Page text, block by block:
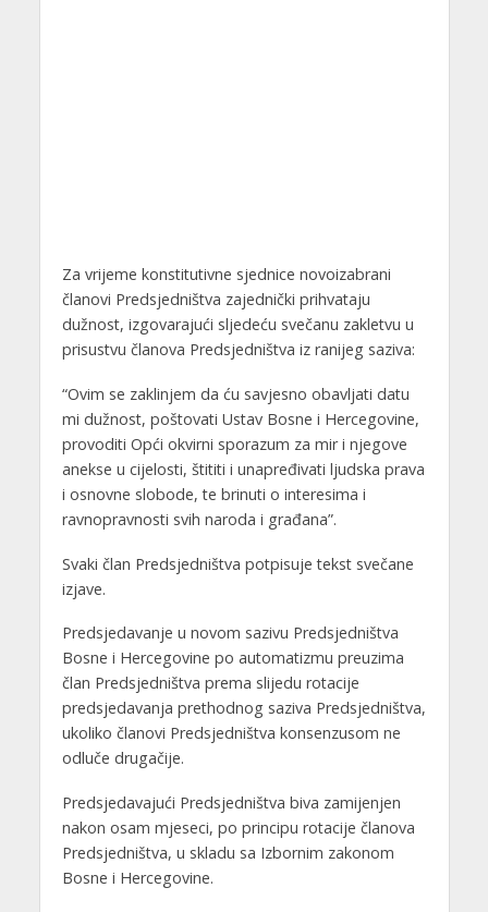
Za vrijeme konstitutivne sjednice novoizabrani
članovi Predsjedništva zajednički prihvataju
dužnost, izgovarajući sljedeću svečanu zakletvu u
prisustvu članova Predsjedništva iz ranijeg saziva:
“Ovim se zaklinjem da ću savjesno obavljati datu
mi dužnost, poštovati Ustav Bosne i Hercegovine,
provoditi Opći okvirni sporazum za mir i njegove
anekse u cijelosti, štititi i unapređivati ljudska prava
i osnovne slobode, te brinuti o interesima i
ravnopravnosti svih naroda i građana”.
Svaki član Predsjedništva potpisuje tekst svečane
izjave.
Predsjedavanje u novom sazivu Predsjedništva
Bosne i Hercegovine po automatizmu preuzima
član Predsjedništva prema slijedu rotacije
predsjedavanja prethodnog saziva Predsjedništva,
ukoliko članovi Predsjedništva konsenzusom ne
odluče drugačije.
Predsjedavajući Predsjedništva biva zamijenjen
nakon osam mjeseci, po principu rotacije članova
Predsjedništva, u skladu sa Izbornim zakonom
Bosne i Hercegovine.